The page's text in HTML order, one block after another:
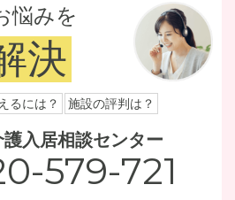
悩みを
決
るには？ 施設の評判は？
入居相談センター
579-721